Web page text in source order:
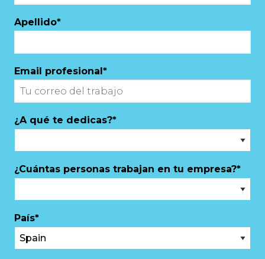
Apellido*
Email profesional*
¿A qué te dedicas?*
¿Cuántas personas trabajan en tu empresa?*
País*